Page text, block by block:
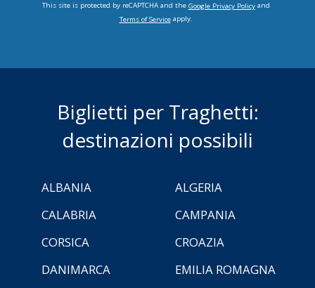
This site is protected by reCAPTCHA and the Google Privacy Policyand
Terms of Serviceapply.
Biglietti per Traghetti:
destinazioni possibili
ALBANIA
ALGERIA
CALABRIA
CAMPANIA
CORSICA
CROAZIA
DANIMARCA
EMILIA ROMAGNA